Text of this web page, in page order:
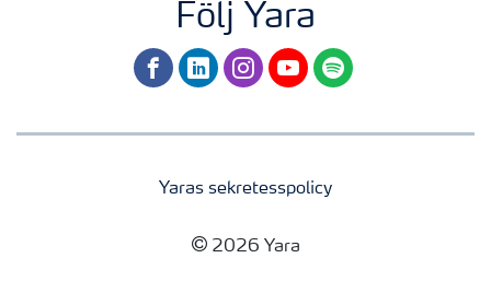
Följ Yara
facebooklinkedininstagram
youtubespotify
Yaras sekretesspolicy
2026 Yara